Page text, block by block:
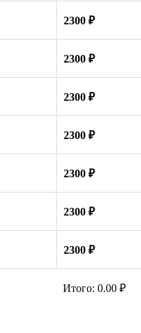
2300 ₽
2300 ₽
2300 ₽
2300 ₽
2300 ₽
2300 ₽
2300 ₽
Итого: 0.00 ₽